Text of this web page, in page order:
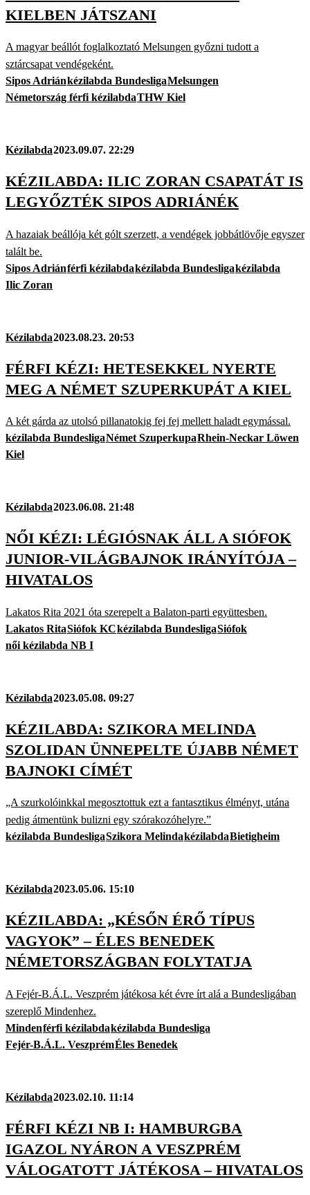
KIELBEN JÁTSZANI
A magyar beállót foglalkoztató Melsungen győzni tudott a
sztárcsapat vendégeként.
Sipos Adriánkézilabda BundesligaMelsungen
Németország férfi kézilabdaTHW Kiel
Kézilabda2023.09.07. 22:29
KÉZILABDA: ILIC ZORAN CSAPATÁT IS
LEGYŐZTÉK SIPOS ADRIÁNÉK
A hazaiak beállója két gólt szerzett, a vendégek jobbátlövője egyszer
talált be.
Sipos Adriánférfi kézilabdakézilabda Bundesligakézilabda
Ilic Zoran
Kézilabda2023.08.23. 20:53
FÉRFI KÉZI: HETESEKKEL NYERTE
MEG A NÉMET SZUPERKUPÁT A KIEL
A két gárda az utolsó pillanatokig fej fej mellett haladt egymással.
kézilabda BundesligaNémet SzuperkupaRhein-Neckar Löwen
Kiel
Kézilabda2023.06.08. 21:48
NŐI KÉZI: LÉGIÓSNAK ÁLL A SIÓFOK
JUNIOR-VILÁGBAJNOK IRÁNYÍTÓJA –
HIVATALOS
Lakatos Rita 2021 óta szerepelt a Balaton-parti együttesben.
Lakatos RitaSiófok KCkézilabda BundesligaSiófok
női kézilabda NB I
Kézilabda2023.05.08. 09:27
KÉZILABDA: SZIKORA MELINDA
SZOLIDAN ÜNNEPELTE ÚJABB NÉMET
BAJNOKI CÍMÉT
„A szurkolóinkkal megosztottuk ezt a fantasztikus élményt, utána
pedig átmentünk bulizni egy szórakozóhelyre.”
kézilabda BundesligaSzikora MelindakézilabdaBietigheim
Kézilabda2023.05.06. 15:10
KÉZILABDA: „KÉSŐN ÉRŐ TÍPUS
VAGYOK” – ÉLES BENEDEK
NÉMETORSZÁGBAN FOLYTATJA
A Fejér-B.Á.L. Veszprém játékosa két évre írt alá a Bundesligában
szereplő Mindenhez.
Mindenférfi kézilabdakézilabda Bundesliga
Fejér-B.Á.L. VeszprémÉles Benedek
Kézilabda2023.02.10. 11:14
FÉRFI KÉZI NB I: HAMBURGBA
IGAZOL NYÁRON A VESZPRÉM
VÁLOGATOTT JÁTÉKOSA – HIVATALOS